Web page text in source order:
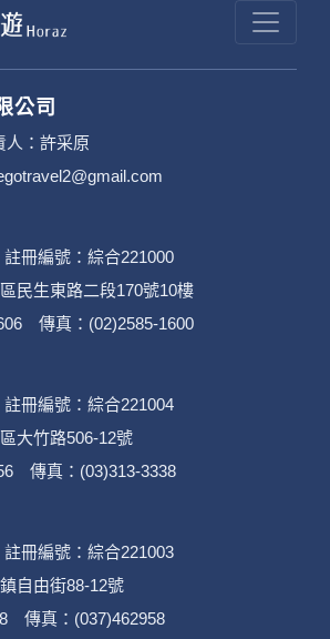
公司
：許采原
冊編號：綜合221000
民生東路二段170號10樓
傳真：(02)2585-1600
冊編號：綜合221004
大竹路506-12號
傳真：(03)313-3338
冊編號：綜合221003
自由街88-12號
傳真：(037)462958